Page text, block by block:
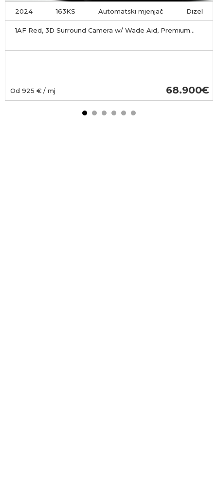
2024 163KS Automatski mjenjač Dizel
1AF Red, 3D Surround Camera w/ Wade Aid, Premium
Od 925 € / mj 68.900